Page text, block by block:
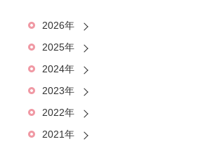
2026年
2025年
2024年
2023年
2022年
2021年